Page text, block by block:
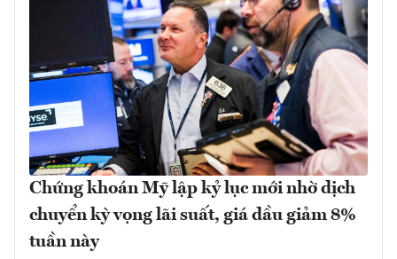
Chứng khoán Mỹ lập kỷ lục mới nhờ dịch
chuyển kỳ vọng lãi suất, giá dầu giảm 8%
tuần này